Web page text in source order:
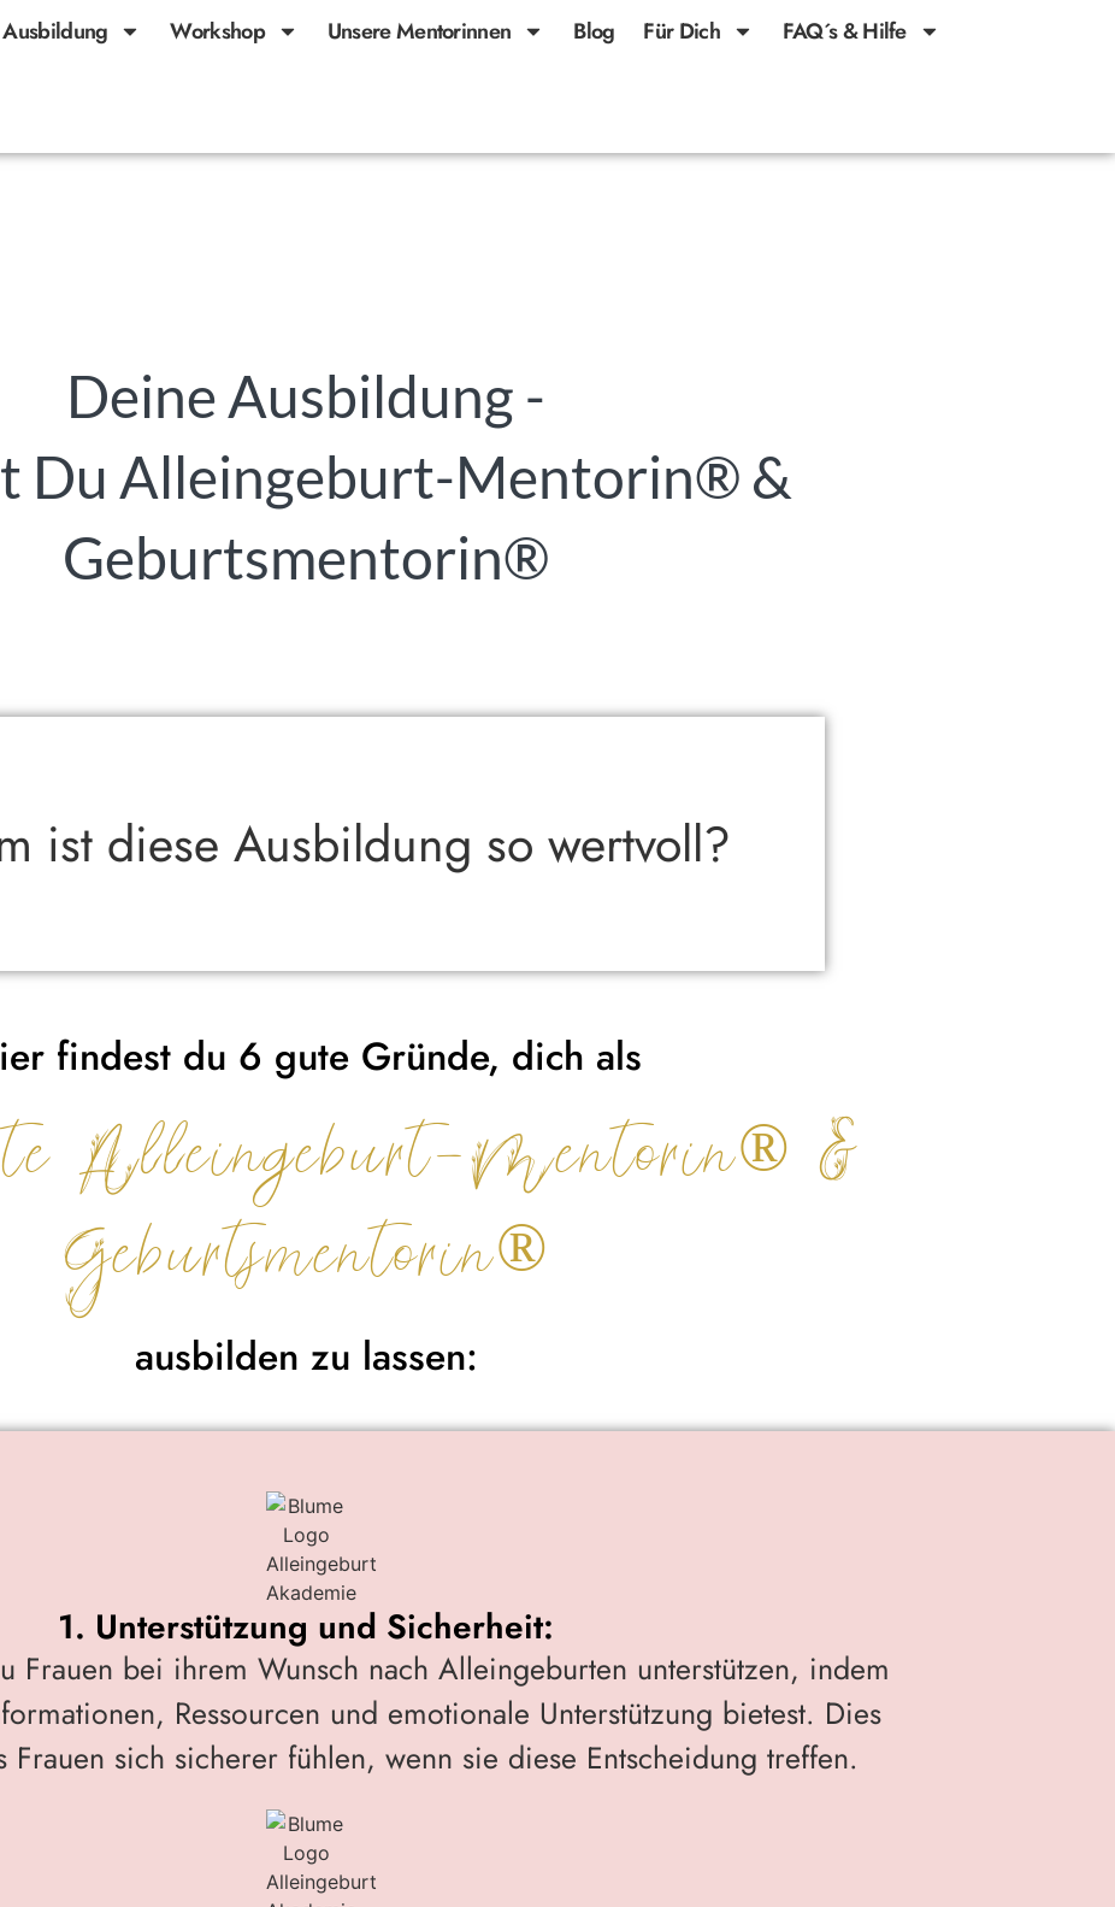
Ausbildung Workshop Unsere Mentorinnen Blog Für Dich FAQ´s & Hilfe
Deine Ausbildung -
Du Alleingeburt-Mentorin® &
Geburtsmentorin®
ist diese Ausbildung so wertvoll?
findest du 6 gute Gründe, dich als
Alleingeburt-Mentorin® &
Geburtsmentorin®
ausbilden zu lassen:
1. Unterstützung und Sicherheit:
Frauen bei ihrem Wunsch nach Alleingeburten unterstützen, indem
Ressourcen und emotionale Unterstützung bietest. Dies
Frauen sich sicherer fühlen, wenn sie diese Entscheidung treffen.